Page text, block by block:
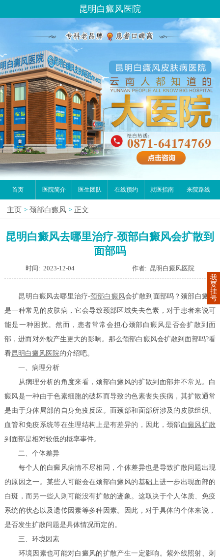
昆明白癜风医院
首页 医院简介 医生团队 在线预约 就医指南 来院路线
主页 > 颈部白癜风 > 正文
昆明白癜风去哪里治疗-颈部白癜风会扩散到
面部吗
时间: 2023-12-04 作者: 昆明白癜风医院
昆明白癜风去哪里治疗-颈部白癜风会扩散到面部吗？颈部白癜风
是一种常见的皮肤病，它会导致颈部区域失去色素，对于患者来说可
能是一种困扰。然而，患者常常会担心颈部白癜风是否会扩散到面
部，进而对外貌产生更大的影响。那么颈部白癜风会扩散到面部吗?看
看昆明白癜风医院的介绍吧。
一、病理分析
从病理分析的角度来看，颈部白癜风的扩散到面部并不常见。白
癜风是一种由于色素细胞的破坏而导致的色素丧失疾病，其扩散通常
是由于身体局部的自身免疫反应。而颈部和面部所涉及的皮肤组织、
血管和免疫系统等在生理结构上是有差异的，因此，颈部 白癜风扩散
到面部是相对较低的概率事件。
二、个体差异
每个人的白癜风病情不尽相同，个体差异也是导致扩散问题出现
的原因之一。某些人可能会在颈部白癜风的基础上进一步出现面部的
白斑，而另一些人则可能没有扩散的迹象。这取决于个人体质、免疫
系统的状态以及遗传因素等多种因素。因此，对于具体的个体来说，
是否发生扩散问题是具体情况而定的。
三、环境因素
环境因素也可能对白癜风的扩散产生一定影响。紫外线照射、刺
我
要
挂
号